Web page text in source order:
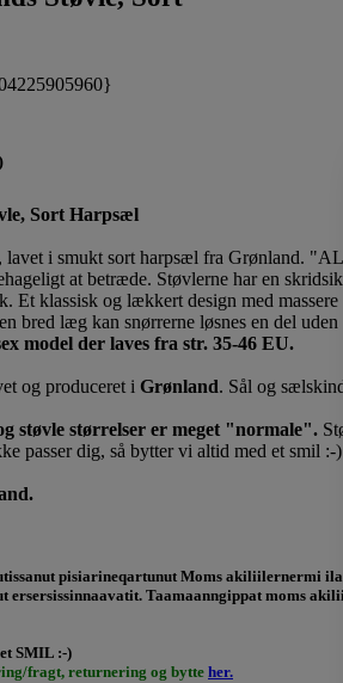
Sort Harpsæl
i smukt sort harpsæl fra Grønland.
at betræde. Støvlerne har en
Et klassisk og lækkert design med
bred læg kan snørrerne løsnes en del
model der laves fra str. 35-46 EU.
og produceret i Grønland. Sål og
støvle størrelser er meget "normale".
passer dig, så bytter vi altid med et smil
pisiarineqartunut Moms akiliilernermi
ersersissinnaavatit. Taamaanngippat moms
SMIL :-)
fragt, returnering og bytte her.